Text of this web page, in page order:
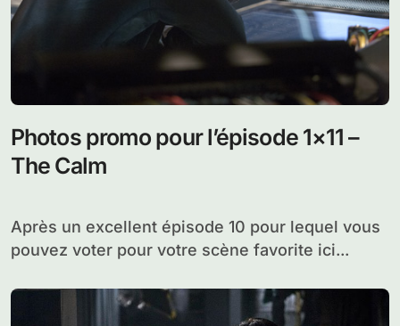
Photos promo pour l’épisode 1×11 –
The Calm
Après un excellent épisode 10 pour lequel vous
pouvez voter pour votre scène favorite ici...